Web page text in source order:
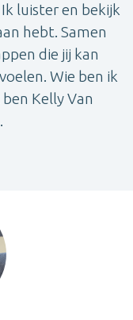
luister en bekijk
hebt. Samen
die jij kan
Wie ben ik
Kelly Van